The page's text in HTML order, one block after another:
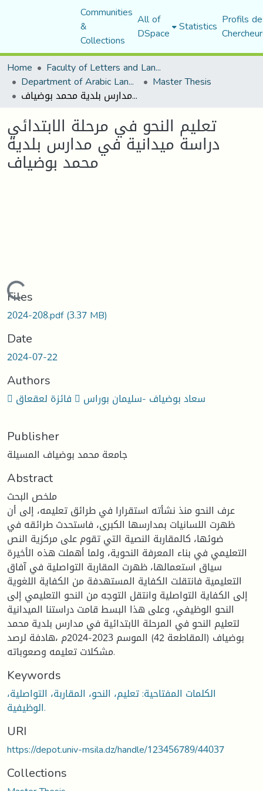
Communities
&
Collections
All of
DSpace Statistics Profils
Home
Faculty of Letters and Languages
Department of Arabic Language and Literature Master Thesis
تعليم النحو في مرحلة الابتدائي دراسة ميدانية في مدارس بلدية محمد بوضياف
تعليم النحو في مرحلة الابتدائي
دراسة ميدانية في مدارس بلدية
محمد بوضياف
Loading...
Files
2024-208.pdf(3.37 MB)
Date
2024-07-22
Authors
 فائزة لعقعاق  سعاد بوضياف -سليمان بوراس
Publisher
جامعة محمد بوضياف المسيلة
Abstract
ملخص البحث
عرف النحو منذ نشأته استقرارا في طرائق تعليمه، إلى أن
ظهرت اللسانيات بمدارسها الكبرى، فاستحدث طرائقه في
ضوئها، كالمقاربة النصية التي تقوم على مركزية النص
التعليمي في بناء المعرفة النحوية، ولما أهملت هذه الأخيرة
سياق استعمالها، ظهرت المقاربة التواصلية في آفاق
التعليمية فانتقلت الكفاية المستهدفة من الكفاية اللغوية
إلى الكفاية التواصلية وانتقل التوجه من النحو التعليمي إلى
النحو الوظيفي، وعلى هذا البسط قامت دراستنا الميدانية
لتعليم النحو في المرحلة الابتدائية في مدارس بلدية محمد
بوضياف (المقاطعة 42) الموسم 2023-2024م ،هادفة لرصد
مشكلات تعليمه وصعوباته.
Keywords
الكلمات المفتاحية: تعليم، النحو، المقاربة، التواصلية،
الوظيفية.
URI
https://depot.univ-msila.dz/handle/123456789/44037
Collections